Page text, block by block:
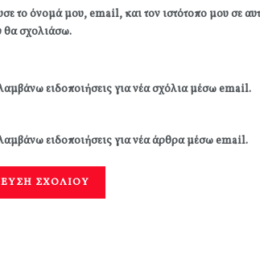
το όνομά μου, email, και τον ιστότοπο μου σε
σχολιάσω.
ειδοποιήσεις για νέα σχόλια μέσω email.
ειδοποιήσεις για νέα άρθρα μέσω email.